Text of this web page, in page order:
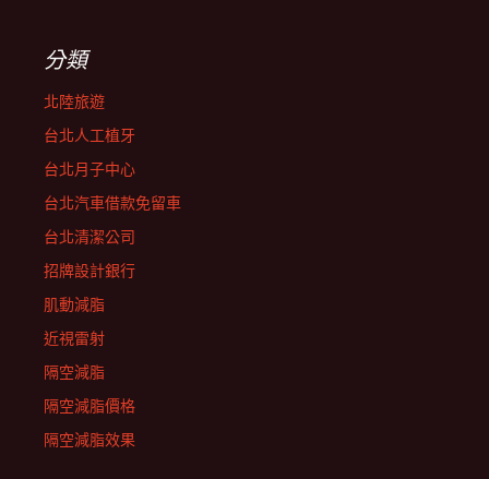
分類
北陸旅遊
台北人工植牙
台北月子中心
台北汽車借款免留車
台北清潔公司
招牌設計銀行
肌動減脂
近視雷射
隔空減脂
隔空減脂價格
隔空減脂效果